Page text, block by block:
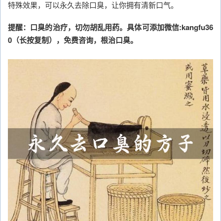
特殊效果，可以永久去除口臭，让你拥有清新口气。
提醒：口臭的治疗，切勿胡乱用药。具体可添加微信:kangfu36
0（长按复制），免费咨询，根治口臭。